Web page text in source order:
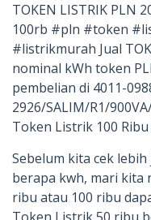
TOKEN LISTRIK PLN
100rb #pln #token
#listrikmurah Jual
nominal kWh token
pembelian di 4011-
2926/SALIM/R1/
Token Listrik 100
Sebelum kita cek
berapa kwh, mari kita
ribu atau 100 ribu